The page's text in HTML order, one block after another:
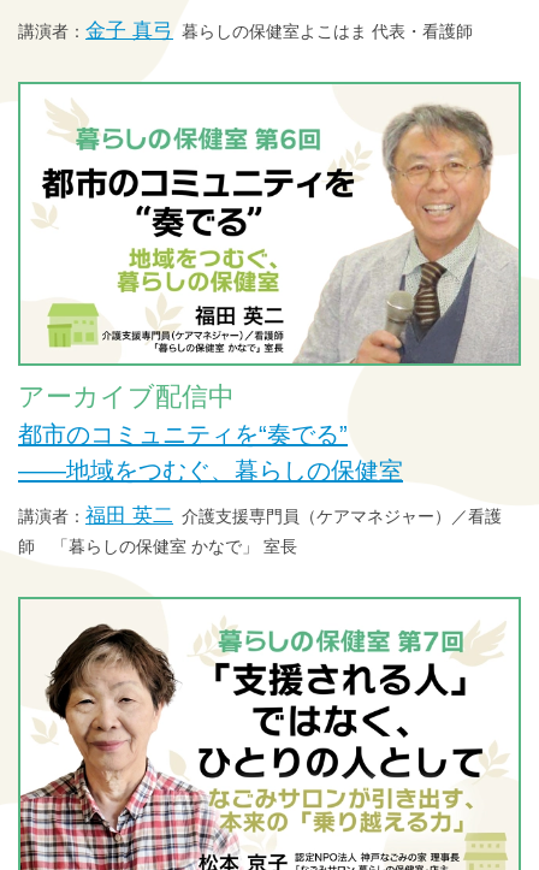
金子 真弓 暮らしの保健室よこはま 代表・看護師
アーカイブ配信中
都市のコミュニティを“奏でる”
——地域をつむぐ、暮らしの保健室
福田 英二 介護支援専門員（ケアマネジャー）／看護
師 「暮らしの保健室 かなで」 室長